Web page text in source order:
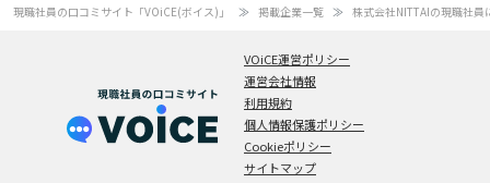
現職社員の口コミサイト「VOiCE(ボイス)」 掲載企業一覧 株式会社NITTAIの現職社員
VOiCE運営ポリシー
運営会社情報
利用規約
個人情報保護ポリシー
Cookieポリシー
サイトマップ